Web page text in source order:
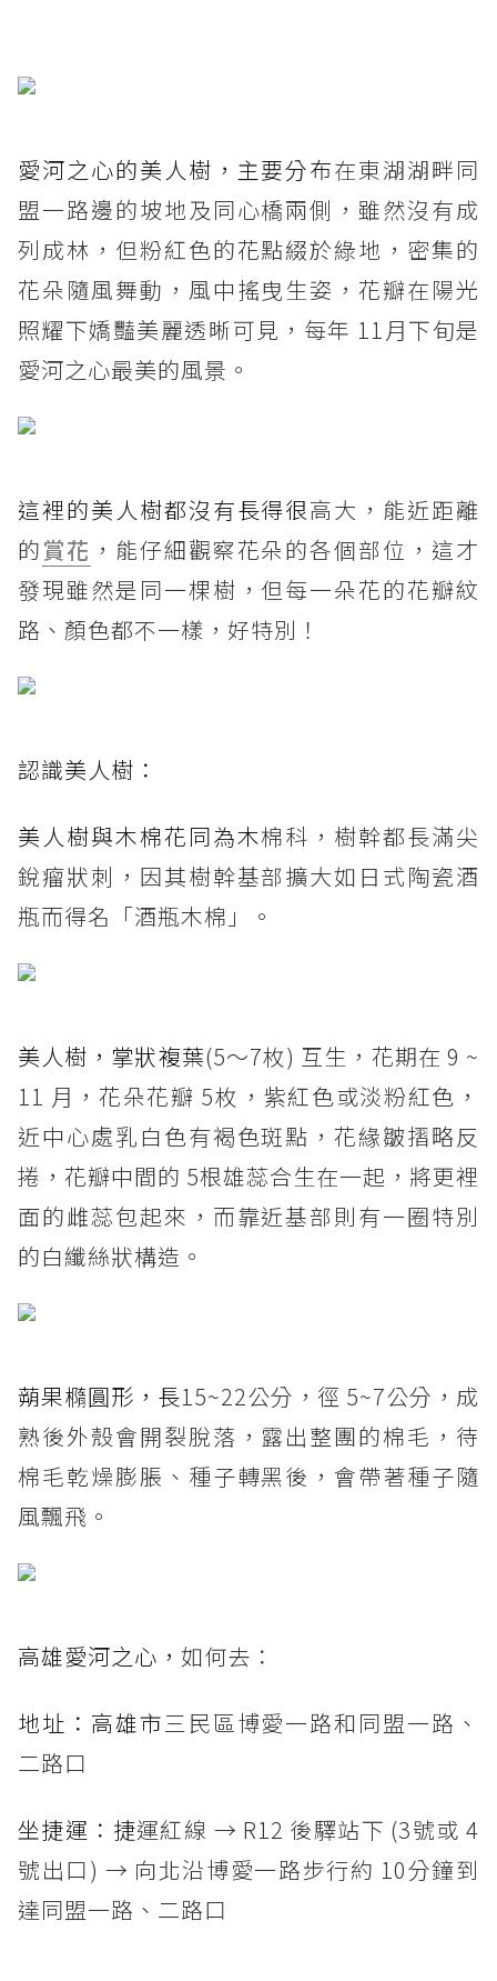
愛河之心的美人樹，主要分布在東湖湖畔同
盟一路邊的坡地及同心橋兩側，雖然沒有成
列成林，但粉紅色的花點綴於綠地，密集的
花朵隨風舞動，風中搖曳生姿，花瓣在陽光
照耀下嬌豔美麗透晰可見，每年 11月下旬是
愛河之心最美的風景。
這裡的美人樹都沒有長得很高大，能近距離
的賞花 ，能仔細觀察花朵的各個部位，這才
發現雖然是同一棵樹，但每一朵花的花瓣紋
路、顏色都不一樣，好特別！
認識美人樹：
美人樹與木棉花同為木棉科，樹幹都長滿尖
銳瘤狀刺，因其樹幹基部擴大如日式陶瓷酒
瓶而得名「酒瓶木棉」。
美人樹，掌狀複葉(5～7枚) 互生，花期在 9 ~
11 月，花朵花瓣 5枚，紫紅色或淡粉紅色，
近中心處乳白色有褐色斑點，花緣皺摺略反
捲，花瓣中間的 5根雄蕊合生在一起，將更裡
面的雌蕊包起來，而靠近基部則有一圈特別
的白纖絲狀構造。
蒴果橢圓形，長15~22公分，徑 5~7公分，成
熟後外殼會開裂脫落，露出整團的棉毛，待
棉毛乾燥膨脹、種子轉黑後，會帶著種子隨
風飄飛。
高雄愛河之心， 如何去：
地址：高雄市三民區博愛一路和同盟一路、
二路口
坐捷運：捷運紅線 → R12 後驛站下 (3號或 4
號出口) → 向北沿博愛一路步行約 10分鐘到
達同盟一路、二路口